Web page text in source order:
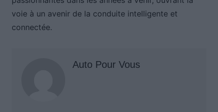
voie à un avenir de la conduite intelligente et
connectée.
Auto Pour Vous